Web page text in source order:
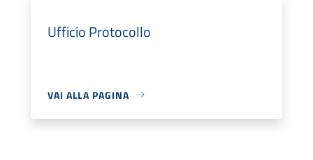
Ufficio Protocollo
VAI ALLA PAGINA